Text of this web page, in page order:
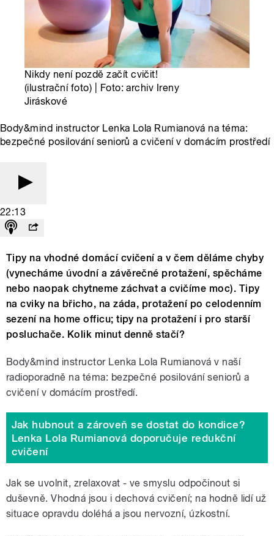
Nikdy není pozdě začít cvičit!
(ilustrační foto) | Foto: archiv Ireny
Jiráskové
Body&mind instructor Lenka Lola Rumianová na téma:
bezpečné posilování seniorů a cvičení v domácím prostředí
22:13
Tipy na vhodné domácí cvičení a v čem děláme chyby
(vynecháme úvodní a závěrečné protažení, spěcháme
nebo naopak chytneme záchvat a cvičíme moc). Tipy
na cviky na břicho, na záda, protažení po celodenním
sezení na home officu; tipy na protažení i pro starší
posluchače. Kolik minut denně stačí?
Body&mind instructor Lenka Lola Rumianová v naší
radioporadně na téma: bezpečné posilování seniorů a
cvičení v domácím prostředí.
Jak hubnout a zároveň se dostat do kondice?
Lenka Lola Rumianová doporučuje redukční
cvičení
Jak se uvolnit, zrelaxovat - ve smyslu odpočinout si
duševně. Vhodná jsou i dechová cvičení; na hodně lidí už
situace opravdu doléhá a jsou nervozní, úzkostní.